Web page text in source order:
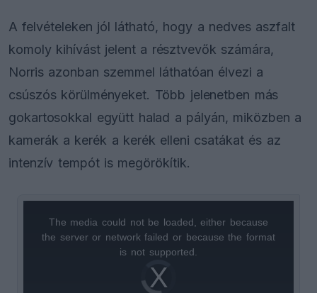
A felvételeken jól látható, hogy a nedves aszfalt
komoly kihívást jelent a résztvevők számára,
Norris azonban szemmel láthatóan élvezi a
csúszós körülményeket. Több jelenetben más
gokartosokkal együtt halad a pályán, miközben a
kamerák a kerék a kerék elleni csatákat és az
intenzív tempót is megörökítik.
Video
Player
is
loading.
The media could not be loaded, either because
the server or network failed or because the format
is not supported.